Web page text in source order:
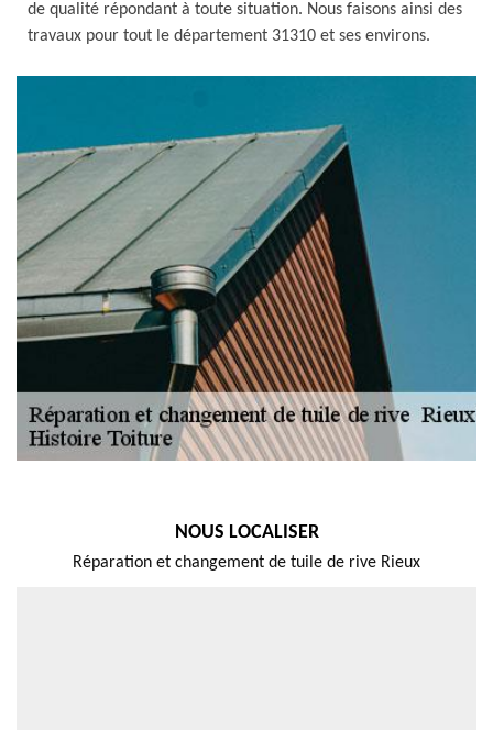
de qualité répondant à toute situation. Nous faisons ainsi des
travaux pour tout le département 31310 et ses environs.
NOUS LOCALISER
Réparation et changement de tuile de rive Rieux